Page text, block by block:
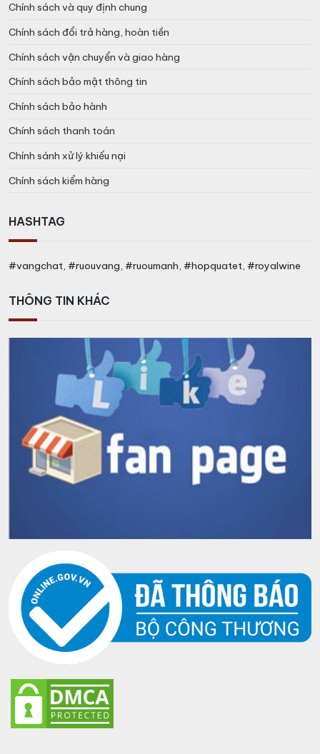
Chính sách và quy định chung
Chính sách đổi trả hàng, hoàn tiền
Chính sách vận chuyển và giao hàng
Chính sách bảo mật thông tin
Chính sách bảo hành
Chính sách thanh toán
Chính sánh xử lý khiếu nại
Chính sách kiểm hàng
HASHTAG
#vangchat, #ruouvang, #ruoumanh, #hopquatet, #royalwine
THÔNG TIN KHÁC